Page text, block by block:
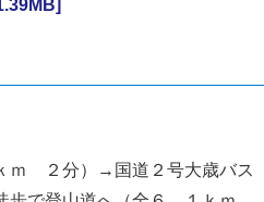
ｍ ２分）→国道２号大歳バス